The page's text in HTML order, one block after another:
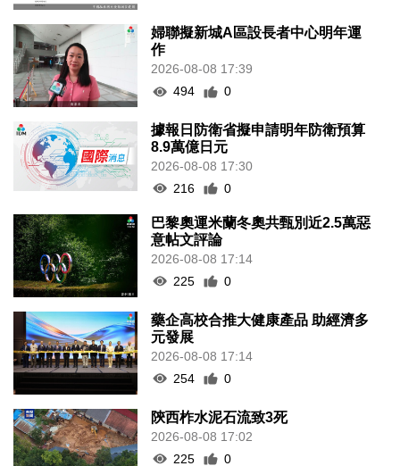
婦聯擬新城A區設長者中心明年運
作
2026-08-08 17:39
494
0
據報日防衛省擬申請明年防衛預算
8.9萬億日元
2026-08-08 17:30
216
0
巴黎奧運米蘭冬奧共甄別近2.5萬惡
意帖文評論
2026-08-08 17:14
225
0
藥企高校合推大健康產品 助經濟多
元發展
2026-08-08 17:14
254
0
陝西柞水泥石流致3死
2026-08-08 17:02
225
0